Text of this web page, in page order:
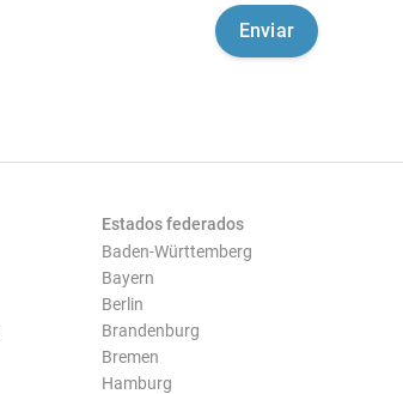
Estados federados
Baden-Württemberg
Bayern
Berlin
Brandenburg
Bremen
Hamburg